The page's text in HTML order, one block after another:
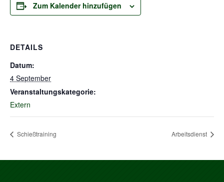
Zum Kalender hinzufügen
DETAILS
Datum:
4 September
Veranstaltungskategorie:
Extern
Schießtraining Arbeitsdienst